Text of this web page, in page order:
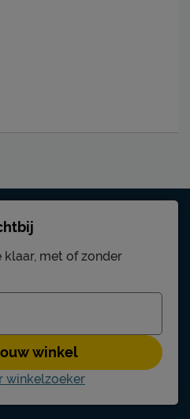
met of zonder
winkel
winkelzoeker